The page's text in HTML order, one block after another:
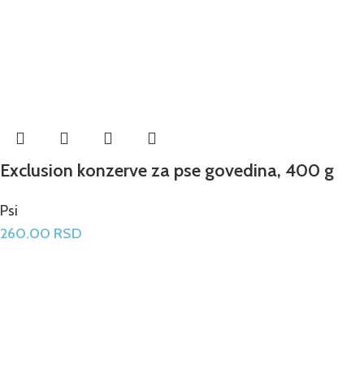
Exclusion konzerve za pse govedina, 400 g
Psi
260.00 RSD